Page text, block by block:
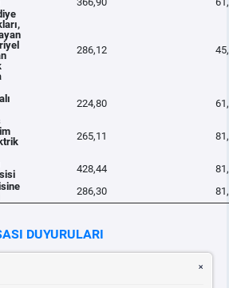
286,12
224,80
265,11
428,44
286,30
DUYURULARI